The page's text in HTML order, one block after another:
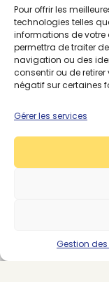
Pour offrir les
technologies telles
informations de votre
permettra de traiter
navigation ou des
consentir ou de
négatif sur certaines
Gérer les services
Gestion
Tarifs
Pour